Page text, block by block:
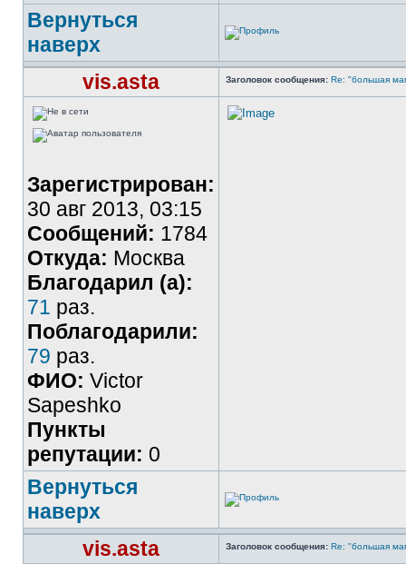
Вернуться
наверх
vis.asta
Заголовок сообщения: Re: "большая
Зарегистрирован:
30 авг 2013, 03:15
Сообщений: 1784
Откуда: Москва
Благодарил (а):
71 раз.
Поблагодарили:
79 раз.
ФИО: Victor
Sapeshko
Пункты
репутации: 0
Вернуться
наверх
vis.asta
Заголовок сообщения: Re: "большая